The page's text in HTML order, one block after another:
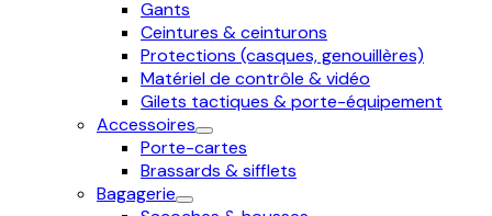
Gants
Ceintures & ceinturons
Protections (casques, genouillères)
Matériel de contrôle & vidéo
Gilets tactiques & porte-équipement
Accessoires
Porte-cartes
Brassards & sifflets
Bagagerie